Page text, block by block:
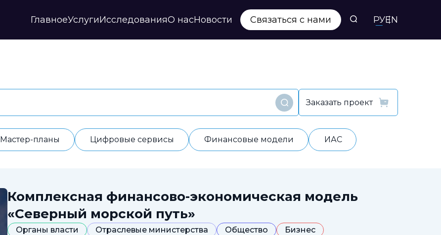
ГлавноеУслуги
Финансовые модели
Исследования
Профили регионов
О нас
Документы
Новости Связаться с нами РУEN
НайтиЗаказать проект
Мастер-планы Цифровые сервисы Финансовые модели ИАС
Комплексная финансово-экономическая модель
«Северный морской путь»
Органы власти Отраслевые министерства Общество
Бизнес